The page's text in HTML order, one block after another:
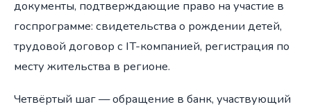
документы, подтверждающие право на участие в
госпрограмме: свидетельства о рождении детей,
трудовой договор с IT-компанией, регистрация по
месту жительства в регионе.
Четвёртый шаг — обращение в банк, участвующий